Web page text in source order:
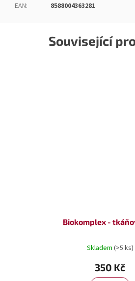
Související
Biokomplex -
Skladem (>5 ks)
350 Kč
EAN: 8588004363281